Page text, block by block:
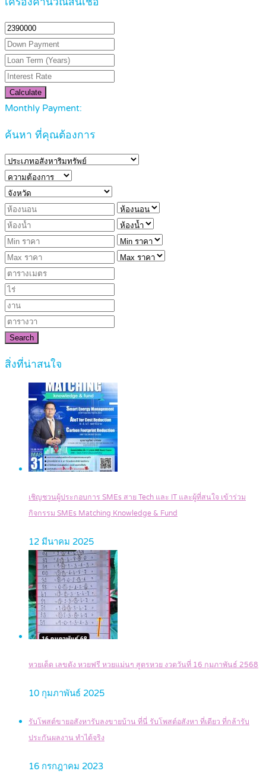
Calculate
Monthly Payment:
ค้นหา ที่คุณต้องการ
Search
สิ่งที่น่าสนใจ
เชิญชวนผู้ประกอบการ SMEs สาย Tech และ IT และผู้ที่สนใจ เข้าร่วม
กิจกรรม SMEs Matching Knowledge & Fund
12 มีนาคม 2025
หวยเด็ด เลขดัง หวยฟรี หวยแม่นๆ สูตรหวย งวดวันที่ 16 กุมภาพันธ์ 2568
10 กุมภาพันธ์ 2025
รับโพสต์ขายอสังหารับลงขายบ้าน ที่นี่ รับโพสต์อสังหา ที่เดียว ที่กล้ารับ
ประกันผลงาน ทำได้จริง
16 กรกฎาคม 2023